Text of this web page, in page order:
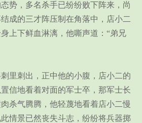
势，多名杀手已纷纷败下阵来，尚
成的三才阵压制在角落中，店小二
上下鲜血淋漓，他嘶声道：“弟兄
刺出，正中他的小腹，店小二的
信地看着对面的军士卒，那军士长
杀气腾腾，他轻蔑地看着店小二慢
情景已然丧失斗志，纷纷将兵器掷